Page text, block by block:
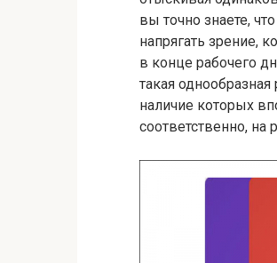
вы точно знаете,
напрягать зрение,
в конце рабочего
такая
наличие которых
соответственно, на